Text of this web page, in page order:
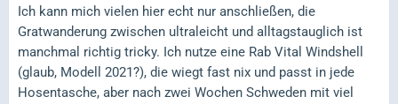
Ich kann mich vielen hier echt nur anschließen, die
Gratwanderung zwischen ultraleicht und alltagstauglich ist
manchmal richtig tricky. Ich nutze eine Rab Vital Windshell
(glaub, Modell 2021?), die wiegt fast nix und passt in jede
Hosentasche, aber nach zwei Wochen Schweden mit viel